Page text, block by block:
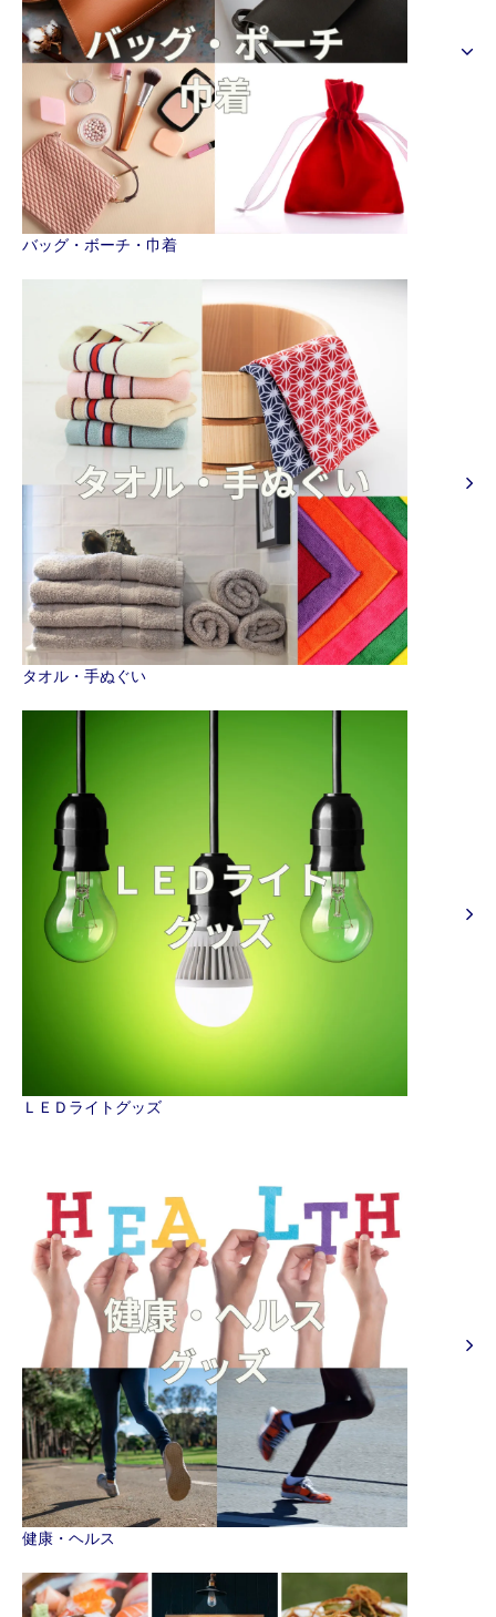
バッグ・ボーチ・巾着
タオル・手ぬぐい
ＬＥＤライトグッズ
健康・ヘルス